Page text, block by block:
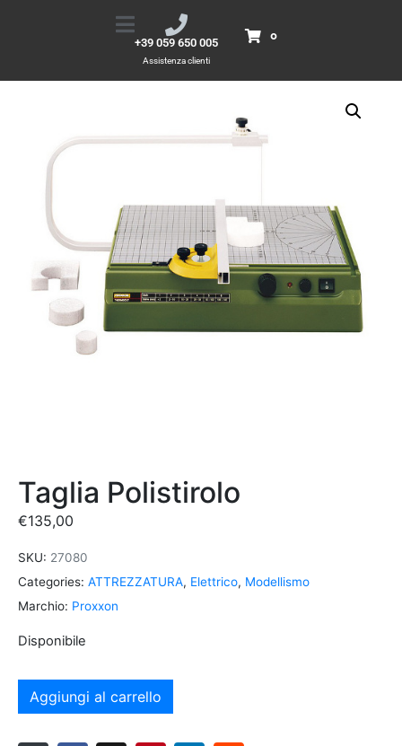
+39 059 650 005
Assistenza clienti
0
Prodotti Taglia Polistirolo
Taglia Polistirolo
€135,00
SKU: 27080
Categories: ATTREZZATURA, Elettrico, Modellismo
Marchio: Proxxon
Disponibile
Aggiungi al carrello